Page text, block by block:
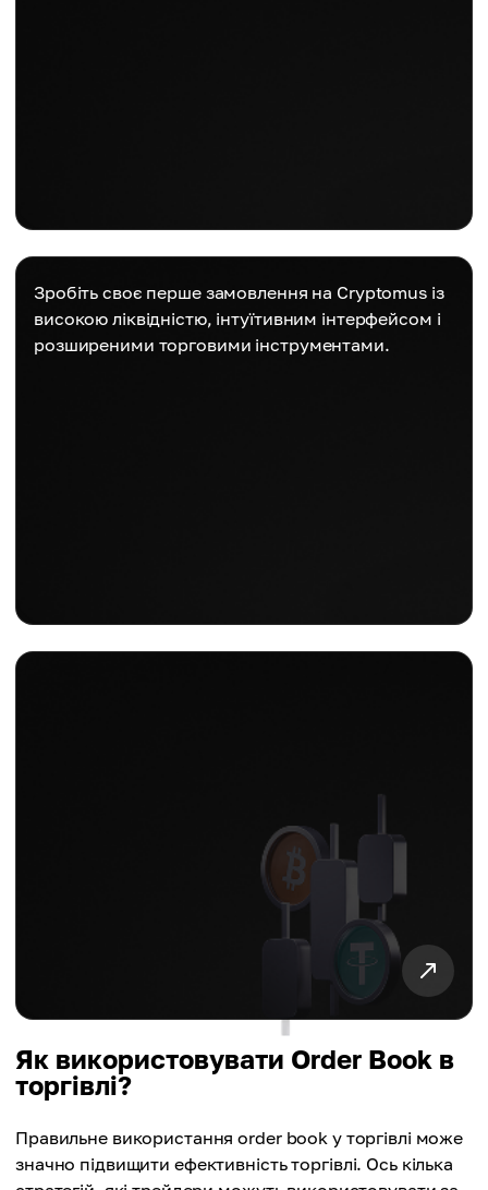
Зробіть своє перше замовлення на Cryptomus із
високою ліквідністю, інтуїтивним інтерфейсом і
розширеними торговими інструментами.
Як використовувати Order Book в
торгівлі?
Правильне використання order book у торгівлі може
значно підвищити ефективність торгівлі. Ось кілька